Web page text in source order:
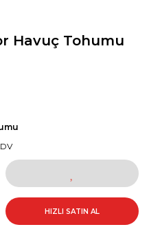
Havuç Tohumu
HIZLI SATIN AL